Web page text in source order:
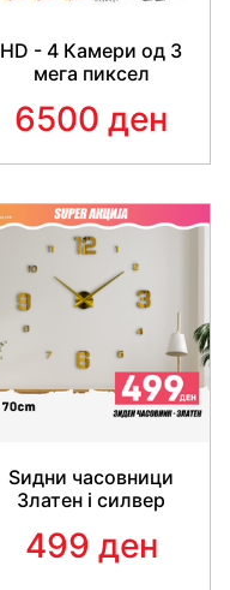
HD - 4 Камери од 3
мега пиксел
6500 ден
Ѕидни часовници
Златен i силвер
499 ден